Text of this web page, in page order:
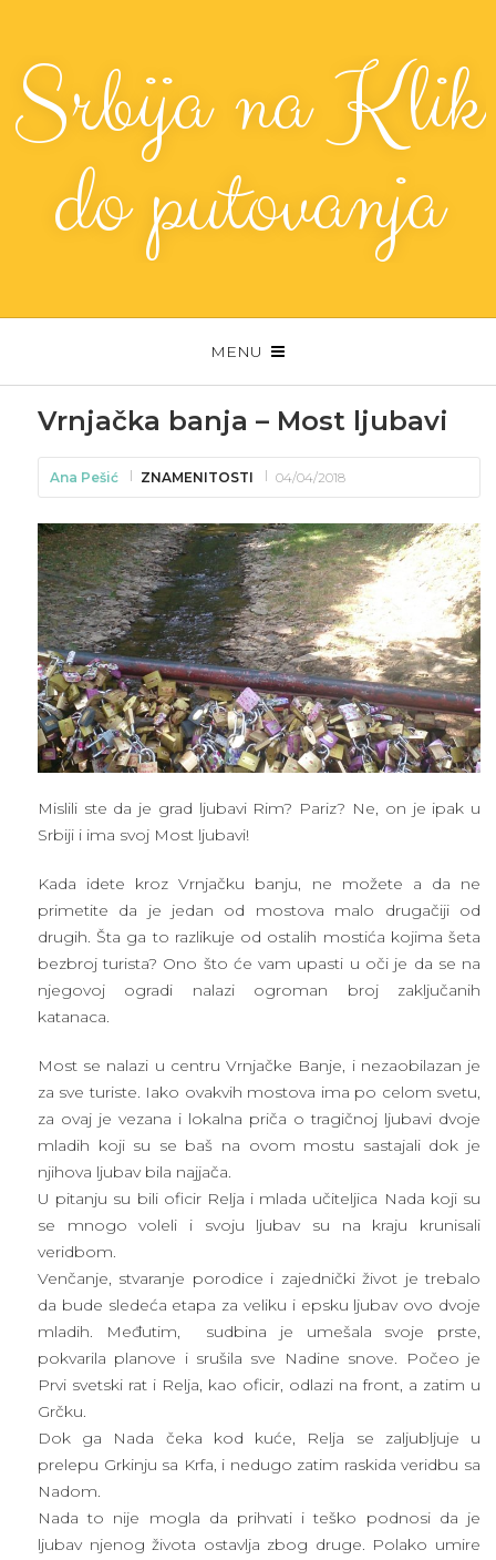
Srbija na Klik
do putovanja
MENU
Vrnjačka banja – Most ljubavi
Ana Pešić ZNAMENITOSTI 04/04/2018
Mislili ste da je grad ljubavi Rim? Pariz? Ne, on je ipak u
Srbiji i ima svoj Most ljubavi!
Kada idete kroz Vrnjačku banju, ne možete a da ne
primetite da je jedan od mostova malo drugačiji od
drugih. Šta ga to razlikuje od ostalih mostića kojima šeta
bezbroj turista? Ono što će vam upasti u oči je da se na
njegovoj ogradi nalazi ogroman broj zaključanih
katanaca.
Most se nalazi u centru Vrnjačke Banje, i nezaobilazan je
za sve turiste. Iako ovakvih mostova ima po celom svetu,
za ovaj je vezana i lokalna priča o tragičnoj ljubavi dvoje
mladih koji su se baš na ovom mostu sastajali dok je
njihova ljubav bila najjača.
U pitanju su bili oficir Relja i mlada učiteljica Nada koji su
se mnogo voleli i svoju ljubav su na kraju krunisali
veridbom.
Venčanje, stvaranje porodice i zajednički život je trebalo
da bude sledeća etapa za veliku i epsku ljubav ovo dvoje
mladih. Međutim, sudbina je umešala svoje prste,
pokvarila planove i srušila sve Nadine snove. Počeo je
Prvi svetski rat i Relja, kao oficir, odlazi na front, a zatim u
Grčku.
Dok ga Nada čeka kod kuće, Relja se zaljubljuje u
prelepu Grkinju sa Krfa, i nedugo zatim raskida veridbu sa
Nadom.
Nada to nije mogla da prihvati i teško podnosi da je
ljubav njenog života ostavlja zbog druge. Polako umire